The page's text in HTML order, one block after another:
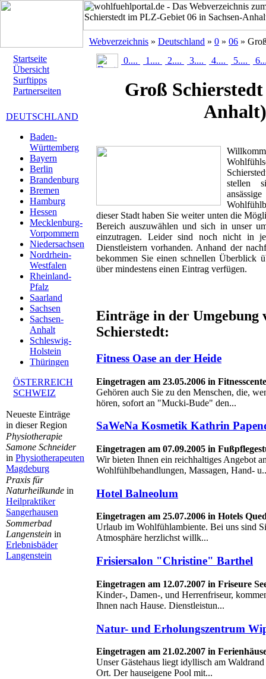
Webverzeichnis » Deutschland » 0 » 06 »
Startseite
Übersicht
Surftipps
Partnerseiten
DEUTSCHLAND
Baden-
Württemberg
Bayern
Berlin
Brandenburg
Bremen
Hamburg
Hessen
Mecklenburg-
Vorpommern
Niedersachsen
Nordrhein-
Westfalen
Rheinland-
Pfalz
Saarland
Sachsen
Sachsen-
Anhalt
Schleswig-
Holstein
Thüringen
ÖSTERREICH
SCHWEIZ
Neueste Einträge
in dieser Region
Physiotherapie
Samone Schneider
in Physiotherapeuten
Magdeburg
Praxis für
Naturheilkunde in
Heilpraktiker
Sangerhausen
Sommerbad
Langenstein in
Erlebnisbäder
Langenstein
0.... 1.... 2.... 3.... 4.... 5....
Groß
Anhalt)
stellen
dieser Stadt haben Sie weiter unten die
Bereich auszuwählen und sich in unser
einzutragen. Leider sind noch nicht in
Dienstleistern vorhanden. Anhand der
bekommen Sie einen schnellen Überblick
über mindestens einen Eintrag verfügen.
Einträge in der Umgebung
Schierstedt:
Fitness Oase an der Heide
Eingetragen am 23.05.2006 in
Gehören auch Sie zu den Menschen, die,
hören, sofort an "Mucki-Bude" den...
SaWeNa Kosmetik Kathrin
Eingetragen am 07.09.2005 in
Wir bieten Ihnen ein reichhaltiges Angebot
Wohlfühlbehandlungen, Massagen, Hand-
Hotel Balneolum
Eingetragen am 25.07.2006 in Hotels
Urlaub im Wohlfühlambiente. Bei uns sind
Atmosphäre herzlichst willk...
Frisiersalon "Christine" Barthel
Eingetragen am 12.07.2007 in Friseure
Kinder-, Damen-, und Herrenfriseur,
Ihnen nach Hause. Dienstleistun...
Natur- und Erholungszentrum
Eingetragen am 21.02.2007 in
Unser Gästehaus liegt idyllisch am
Ort. Der hauseigene Pool mit...